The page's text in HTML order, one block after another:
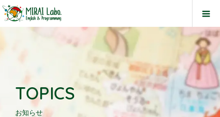
TOPICS
お知らせ